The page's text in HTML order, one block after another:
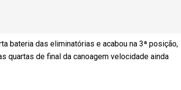
bateria das eliminatórias e acabou na 3ª posição,
quartas de final da canoagem velocidade ainda